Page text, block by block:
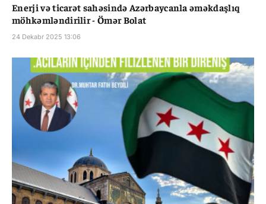
Enerji və ticarət sahəsində Azərbaycanla əməkdaşlıq
möhkəmləndirilir - Ömər Bolat
24 Dekabr 2025 13:06